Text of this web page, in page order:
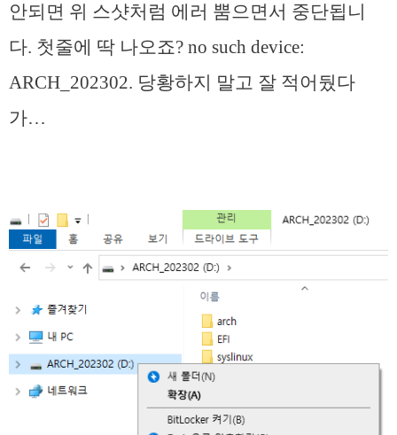
안되면 위 스샷처럼 에러 뿜으면서 중단됩니
다. 첫줄에 딱 나오죠? no such device:
ARCH_202302. 당황하지 말고 잘 적어뒀다
가…